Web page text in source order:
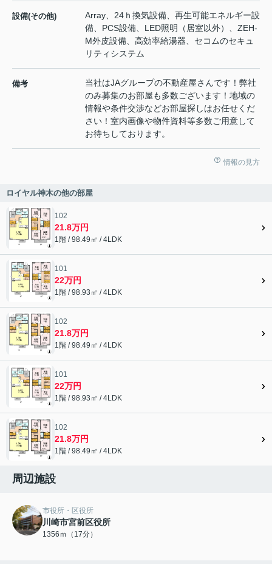
設備(その他)
Array、24ｈ換気設備、再生可能エネルギー設
備、PCS設備、LED照明（居室以外）、ZEH-
M外皮設備、高効率給湯器、セコムのセキュ
リティシステム
備考
当社はJAグループの不動産屋さんです！弊社
のみ募集のお部屋も多数ございます！地域の
情報や条件交渉などお部屋探しはお任せくだ
さい！室内画像や物件資料等多数ご用意して
お待ちしております。
情報の見方
ロイヤル神木の他の部屋
102
21.8万円
1階 / 98.49㎡ / 4LDK
101
22万円
1階 / 98.93㎡ / 4LDK
102
21.8万円
1階 / 98.49㎡ / 4LDK
101
22万円
1階 / 98.93㎡ / 4LDK
102
21.8万円
1階 / 98.49㎡ / 4LDK
周辺施設
市役所・区役所
川崎市宮前区役所
1356ｍ（17分）